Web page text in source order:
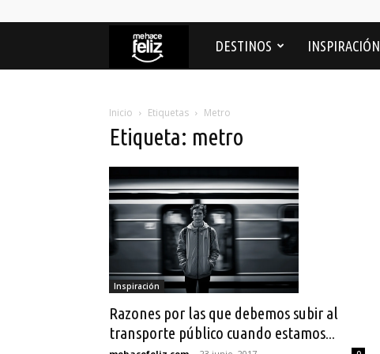
Me
feliz
DESTINOS INSPIRACIÓN
Inicio Etiquetas Metro
Etiqueta: metro
Inspiración
Razones por las que debemos subir al
transporte público cuando estamos...